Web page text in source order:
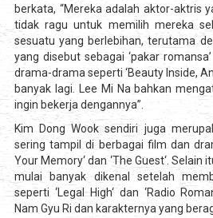
berkata, “Mereka adalah aktor-aktris
tidak ragu untuk memilih mereka
sesuatu yang berlebihan, terutama
yang disebut sebagai ‘pakar
drama-drama seperti ‘Beauty Inside,
banyak lagi. Lee Mi Na bahkan
ingin bekerja dengannya”.
Kim Dong Wook sendiri juga
sering tampil di berbagai film dan
Your Memory‘ dan ‘The Guest‘. Selain
mulai banyak dikenal setelah
seperti ‘Legal High‘ dan ‘Radio
Nam Gyu Ri dan karakternya yang